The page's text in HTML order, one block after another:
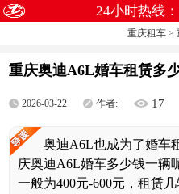
24小时热线
重庆租车>
重庆奥迪A6L婚车租赁多
2026-03-22 作者: 17
奥迪A6L也成为了婚车
庆奥迪A6L婚车多少钱一辆
一般为400元-600元，租赁